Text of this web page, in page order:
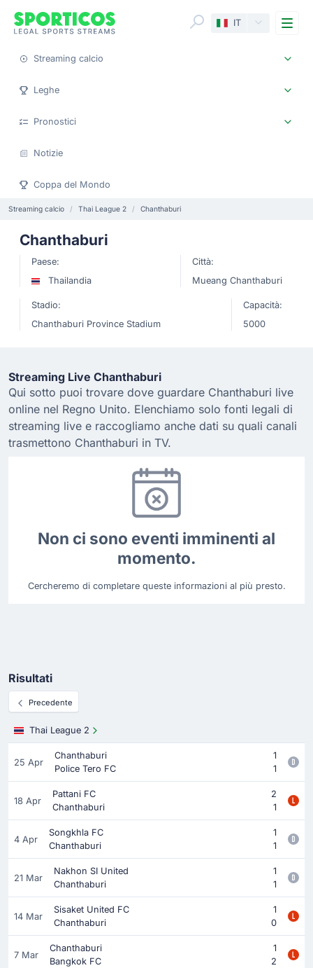
IT
Streaming calcio
Leghe
Pronostici
Notizie
Coppa del Mondo
Streaming calcio Thai League 2 Chanthaburi
Chanthaburi
Paese:
Thailandia
Città:
Mueang Chanthaburi
Stadio:
Chanthaburi Province Stadium
Capacità:
5000
Streaming Live Chanthaburi
Qui sotto puoi trovare dove guardare Chanthaburi live
online nel Regno Unito. Elenchiamo solo fonti legali di
streaming live e raccogliamo anche dati su quali canali
trasmettono Chanthaburi in TV.
Non ci sono eventi imminenti al
momento.
Cercheremo di completare queste informazioni al più presto.
Risultati
Precedente
Thai League 2
25 Apr
Chanthaburi
1
Police Tero FC
1
18 Apr
Pattani FC
2
Chanthaburi
1
4 Apr
Songkhla FC
1
Chanthaburi
1
21 Mar
Nakhon SI United
1
Chanthaburi
1
14 Mar
Sisaket United FC
1
Chanthaburi
0
7 Mar
Chanthaburi
1
Bangkok FC
2